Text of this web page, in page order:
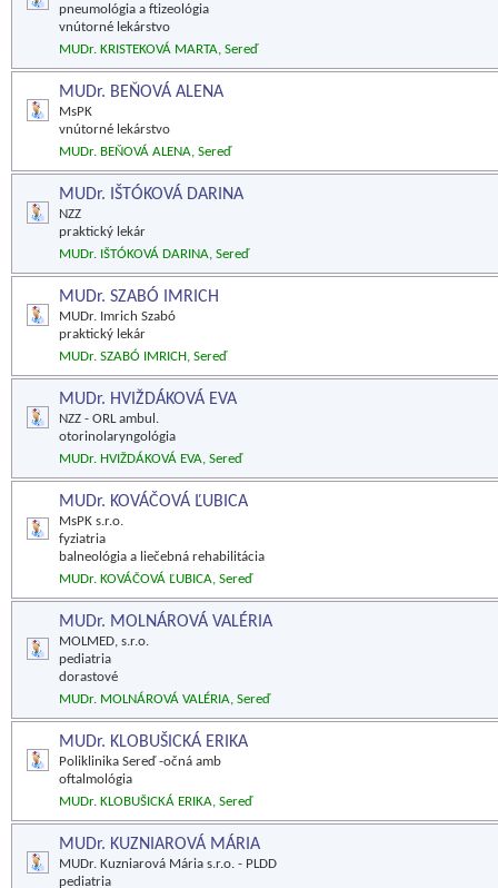
pneumológia a ftizeológia
vnútorné lekárstvo
MUDr. KRISTEKOVÁ MARTA, Sereď
MUDr. BEŇOVÁ ALENA
MsPK
vnútorné lekárstvo
MUDr. BEŇOVÁ ALENA, Sereď
MUDr. IŠTÓKOVÁ DARINA
NZZ
praktický lekár
MUDr. IŠTÓKOVÁ DARINA, Sereď
MUDr. SZABÓ IMRICH
MUDr. Imrich Szabó
praktický lekár
MUDr. SZABÓ IMRICH, Sereď
MUDr. HVIŽDÁKOVÁ EVA
NZZ - ORL ambul.
otorinolaryngológia
MUDr. HVIŽDÁKOVÁ EVA, Sereď
MUDr. KOVÁČOVÁ ĽUBICA
MsPK s.r.o.
fyziatria
balneológia a liečebná rehabilitácia
MUDr. KOVÁČOVÁ ĽUBICA, Sereď
MUDr. MOLNÁROVÁ VALÉRIA
MOLMED, s.r.o.
pediatria
dorastové
MUDr. MOLNÁROVÁ VALÉRIA, Sereď
MUDr. KLOBUŠICKÁ ERIKA
Poliklinika Sereď -očná amb
oftalmológia
MUDr. KLOBUŠICKÁ ERIKA, Sereď
MUDr. KUZNIAROVÁ MÁRIA
MUDr. Kuzniarová Mária s.r.o. - PLDD
pediatria